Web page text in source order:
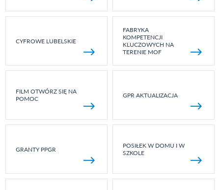
CYFROWE LUBELSKIE
FABRYKA
KOMPETENCJI
KLUCZOWYCH NA
TERENIE MOF
FILM OTWÓRZ SIĘ NA
POMOC
GPR AKTUALIZACJA
GRANTY PPGR
POSIŁEK W DOMU I W
SZKOLE